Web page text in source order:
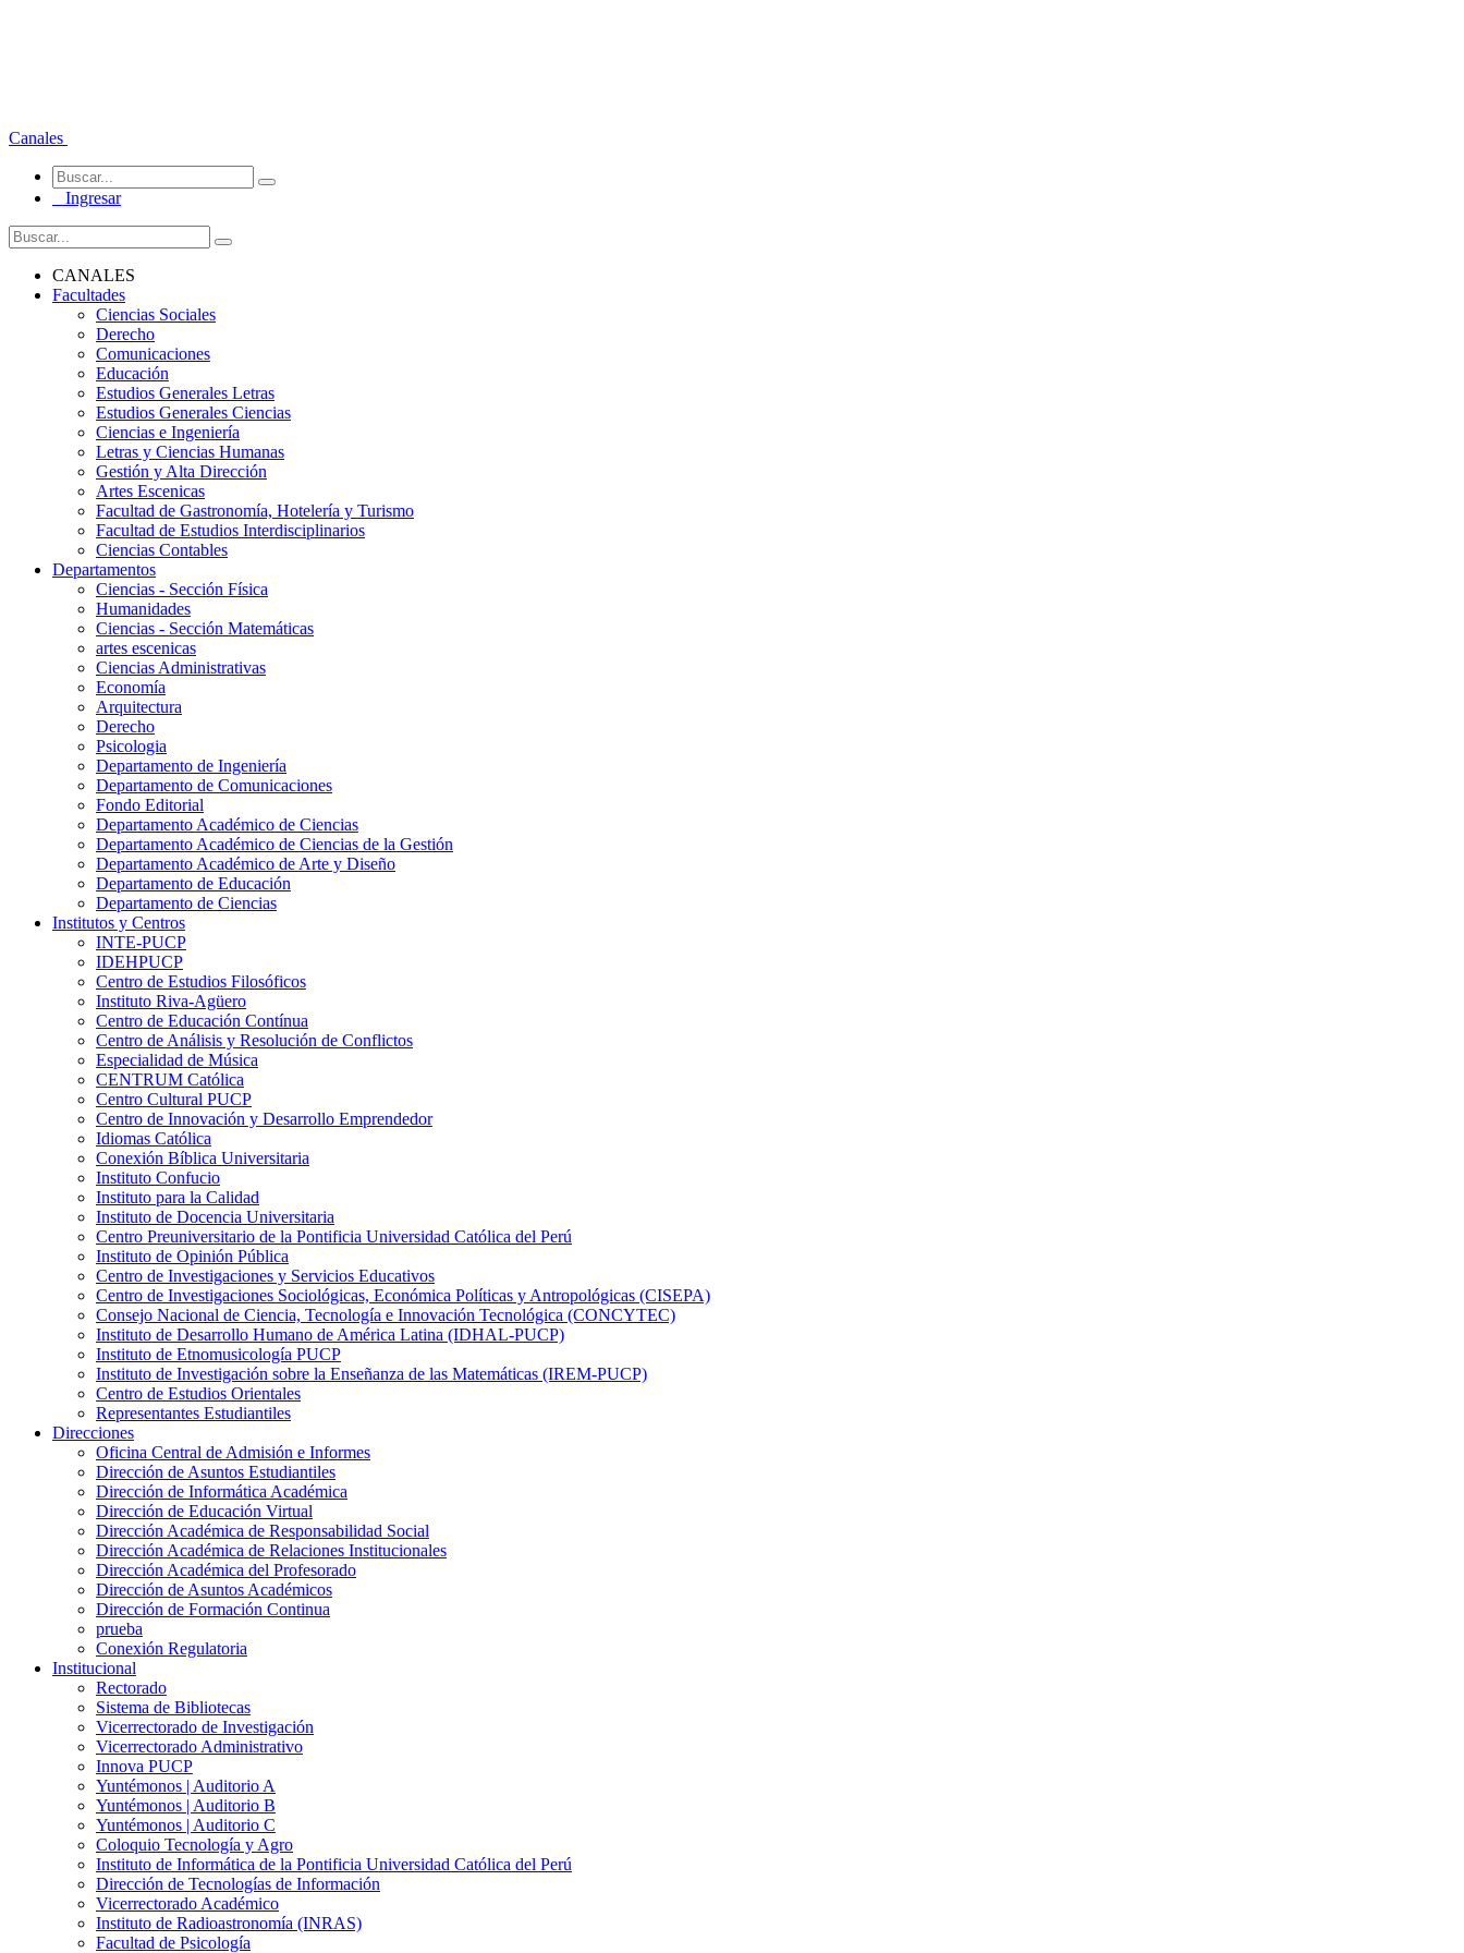
Canales
Ingresar
CANALES
Facultades
Ciencias Sociales
Derecho
Comunicaciones
Educación
Estudios Generales Letras
Estudios Generales Ciencias
Ciencias e Ingeniería
Letras y Ciencias Humanas
Gestión y Alta Dirección
Artes Escenicas
Facultad de Gastronomía, Hotelería y Turismo
Facultad de Estudios Interdisciplinarios
Ciencias Contables
Departamentos
Ciencias - Sección Física
Humanidades
Ciencias - Sección Matemáticas
artes escenicas
Ciencias Administrativas
Economía
Arquitectura
Derecho
Psicologia
Departamento de Ingeniería
Departamento de Comunicaciones
Fondo Editorial
Departamento Académico de Ciencias
Departamento Académico de Ciencias de la Gestión
Departamento Académico de Arte y Diseño
Departamento de Educación
Departamento de Ciencias
Institutos y Centros
INTE-PUCP
IDEHPUCP
Centro de Estudios Filosóficos
Instituto Riva-Agüero
Centro de Educación Contínua
Centro de Análisis y Resolución de Conflictos
Especialidad de Música
CENTRUM Católica
Centro Cultural PUCP
Centro de Innovación y Desarrollo Emprendedor
Idiomas Católica
Conexión Bíblica Universitaria
Instituto Confucio
Instituto para la Calidad
Instituto de Docencia Universitaria
Centro Preuniversitario de la Pontificia Universidad Católica del Perú
Instituto de Opinión Pública
Centro de Investigaciones y Servicios Educativos
Centro de Investigaciones Sociológicas, Económica Políticas y Antropológicas (CISEPA)
Consejo Nacional de Ciencia, Tecnología e Innovación Tecnológica (CONCYTEC)
Instituto de Desarrollo Humano de América Latina (IDHAL-PUCP)
Instituto de Etnomusicología PUCP
Instituto de Investigación sobre la Enseñanza de las Matemáticas (IREM-PUCP)
Centro de Estudios Orientales
Representantes Estudiantiles
Direcciones
Oficina Central de Admisión e Informes
Dirección de Asuntos Estudiantiles
Dirección de Informática Académica
Dirección de Educación Virtual
Dirección Académica de Responsabilidad Social
Dirección Académica de Relaciones Institucionales
Dirección Académica del Profesorado
Dirección de Asuntos Académicos
Dirección de Formación Continua
prueba
Conexión Regulatoria
Institucional
Rectorado
Sistema de Bibliotecas
Vicerrectorado de Investigación
Vicerrectorado Administrativo
Innova PUCP
Yuntémonos | Auditorio A
Yuntémonos | Auditorio B
Yuntémonos | Auditorio C
Coloquio Tecnología y Agro
Instituto de Informática de la Pontificia Universidad Católica del Perú
Dirección de Tecnologías de Información
Vicerrectorado Académico
Instituto de Radioastronomía (INRAS)
Facultad de Psicología